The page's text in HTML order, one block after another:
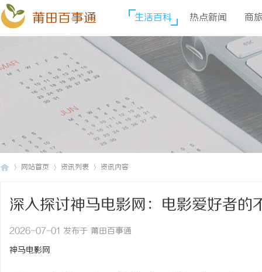
莆田百事通 生活百科 热点新闻 商
网站首页 资讯列表 资讯内容
深入探讨神马电影网：电影爱好者的
2026-07-01 发布于 莆田百事通
神马电影网